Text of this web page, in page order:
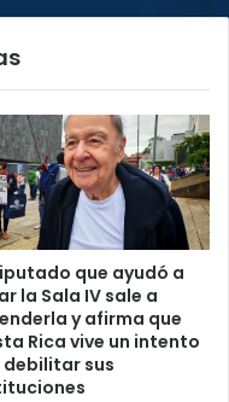
que ayudó a
la Sala IV sale a
y afirma que
Rica vive un intento
debilitar sus